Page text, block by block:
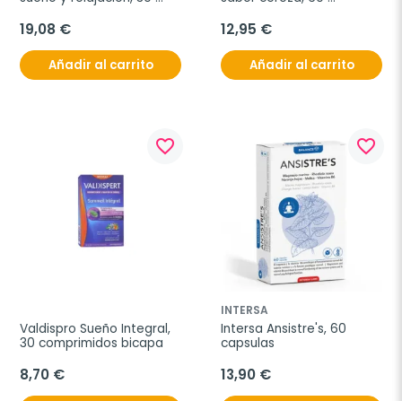
19,08 €
Añadir al carrito
12,95 €
Añadir al carrito
favorite_border
Valdispro Sueño Integral,
30 comprimidos bicapa
8,70 €
favorite_border
INTERSA
Intersa Ansistre's, 60
capsulas
13,90 €